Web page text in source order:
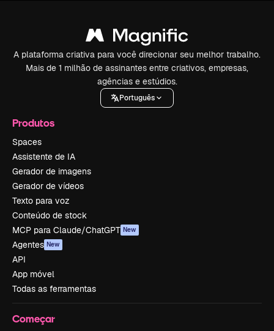
A plataforma criativa para você direcionar seu melhor trabalho.
Mais de 1 milhão de assinantes entre criativos, empresas,
agências e estúdios.
Português
Produtos
Spaces
Assistente de IA
Gerador de imagens
Gerador de vídeos
Texto para voz
Conteúdo de stock
MCP para Claude/ChatGPT New
Agentes New
API
App móvel
Todas as ferramentas
Começar